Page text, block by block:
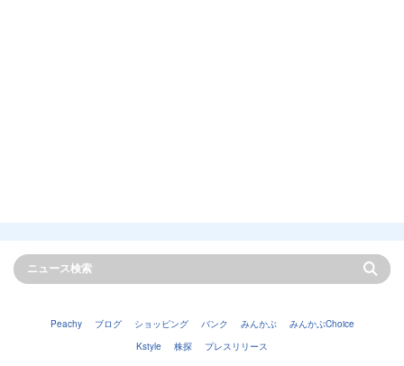
Peachy ブログ ショッピング バンク みんかぶ
みんかぶChoice
Kstyle
株探 プレスリリース